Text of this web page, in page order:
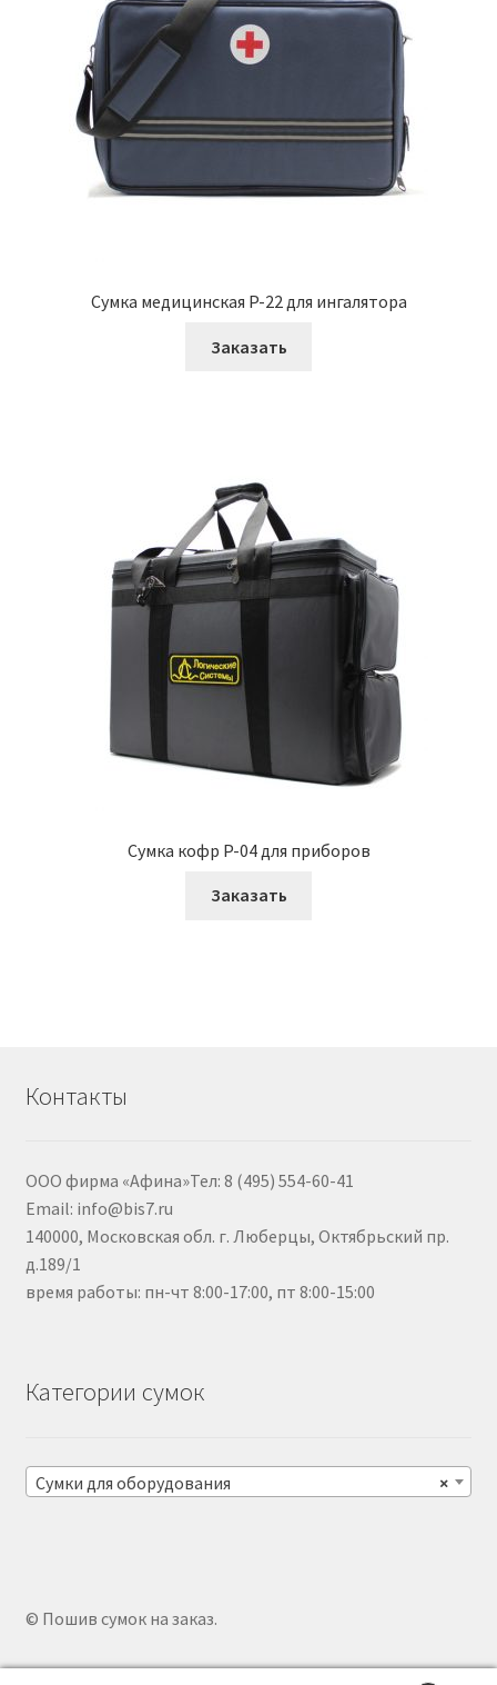
Сумка медицинская P-22 для ингалятора
Заказать
Сумка кофр P-04 для приборов
Заказать
Контакты
ООО фирма «Афина»Тел: 8 (495) 554-60-41
Email: info@bis7.ru
140000, Московская обл. г. Люберцы, Октябрьский пр.
д.189/1
время работы: пн-чт 8:00-17:00, пт 8:00-15:00
Категории сумок
×
Сумки для оборудования
© Пошив сумок на заказ.